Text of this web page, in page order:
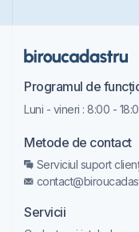
Programul de
Luni - vineri : 8:00 -
Metode de contact
Serviciul suport
Servicii